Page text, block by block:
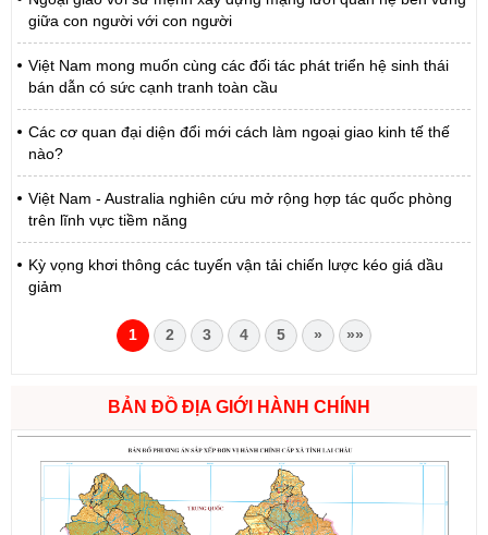
giữa con người với con người
Việt Nam mong muốn cùng các đối tác phát triển hệ sinh thái
bán dẫn có sức cạnh tranh toàn cầu
Các cơ quan đại diện đổi mới cách làm ngoại giao kinh tế thế
nào?
Việt Nam - Australia nghiên cứu mở rộng hợp tác quốc phòng
trên lĩnh vực tiềm năng
Kỳ vọng khơi thông các tuyến vận tải chiến lược kéo giá dầu
giảm
1 2 3 4 5 » »»
BẢN ĐỒ ĐỊA GIỚI HÀNH CHÍNH